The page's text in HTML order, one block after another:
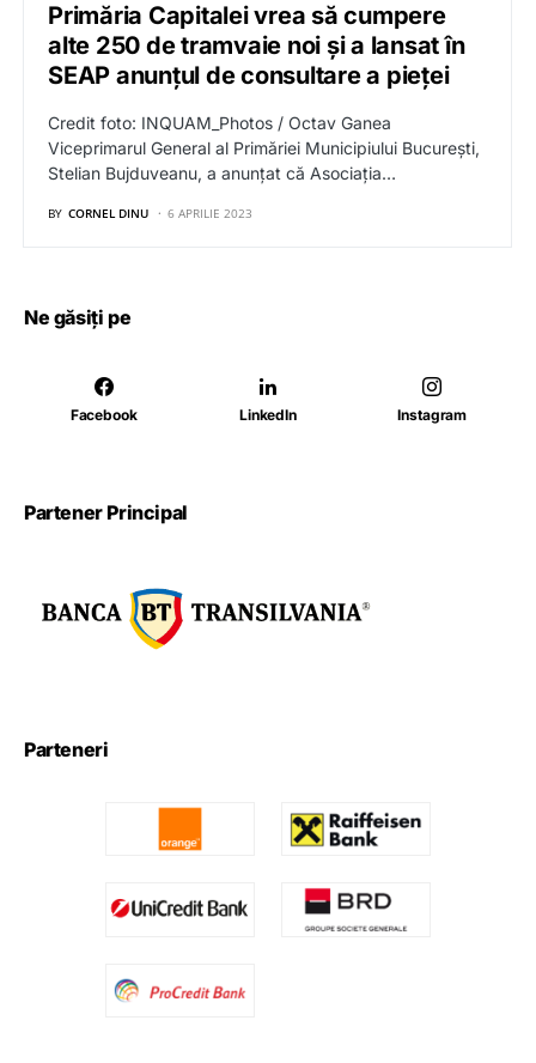
Primăria Capitalei vrea să cumpere
alte 250 de tramvaie noi și a lansat în
SEAP anunțul de consultare a pieței
Credit foto: INQUAM_Photos / Octav Ganea
Viceprimarul General al Primăriei Municipiului București,
Stelian Bujduveanu, a anunțat că Asociaţia…
BY CORNEL DINU 6 APRILIE 2023
Ne găsiți pe
Facebook LinkedIn Instagram
Partener Principal
Parteneri